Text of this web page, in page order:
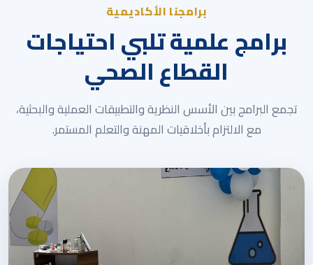
برامجنا الأكاديمية
برامج علمية تلبي احتياجات
القطاع الصحي
تجمع البرامج بين الأسس النظرية والتطبيقات العملية والبحثية،
مع الالتزام بأخلاقيات المهنة والتعلم المستمر.